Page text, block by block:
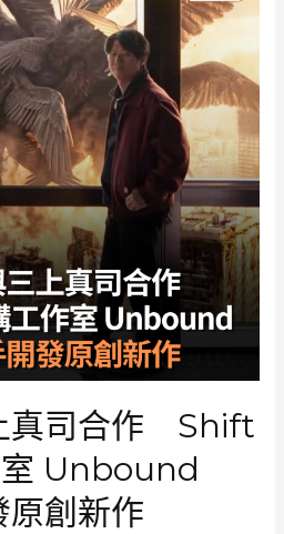
真司合作 Shift
室 Unbound
原創新作